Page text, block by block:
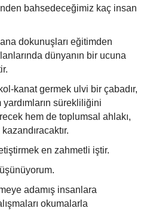
bahsedeceğimiz kaç insan
dokunuşları eğitimden
dünyanın bir ucuna
kanat germek ulvi bir çabadır,
yardımların sürekliliğini
hem de toplumsal ahlakı,
en zahmetli iştir.
adamış insanlara
okumalarla